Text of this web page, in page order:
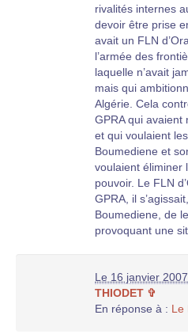
rivalités internes
devoir être prise
avait un FLN
l’armée des
laquelle n’avait
mais qui
Algérie. Cela
GPRA qui avaient
et qui voulaient
Boumediene et
voulaient éliminer
pouvoir. Le FLN
GPRA, il
Boumediene, de
provoquant une
intervention des
l’occurence
Il y aurait donc eu
Le 16 janvier
THIODET ✞
En réponse à : Le